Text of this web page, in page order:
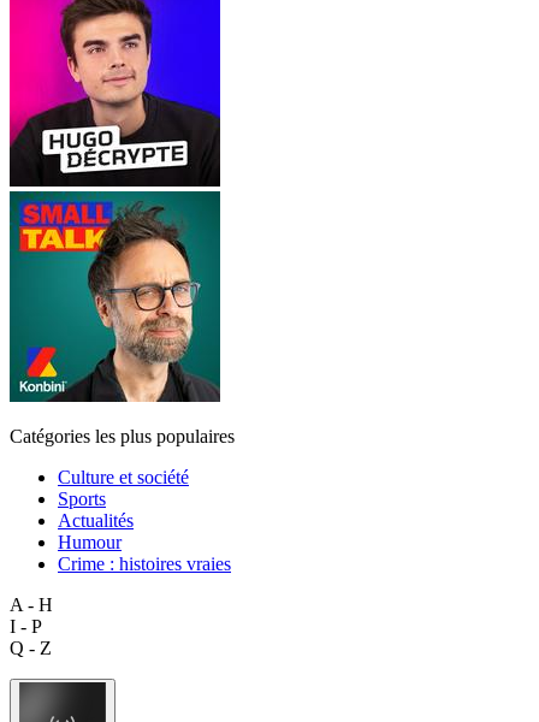
Catégories les plus populaires
Culture et société
Sports
Actualités
Humour
Crime : histoires vraies
A - H
I - P
Q - Z